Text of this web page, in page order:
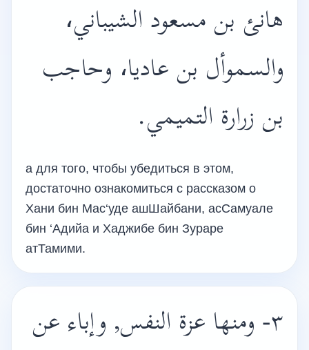
هانئ بن مسعود الشيباني،
والسموأل بن عاديا، وحاجب
بن زرارة التميمي.
а для того, чтобы убедиться в этом,
достаточно ознакомиться с рассказом о
Хани бин Мас‘уде ашШайбани, асСамуале
бин ‘Адийа и Хаджибе бин Зураре
атТамими.
٣- ومنها عزة النفس, وإباء عن